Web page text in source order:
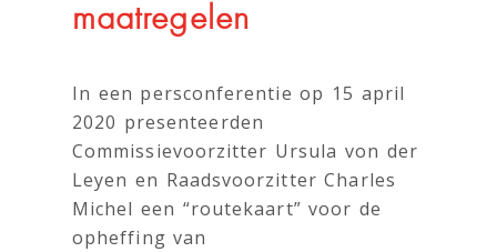
maatregelen
In een persconferentie op 15 april
2020 presenteerden
Commissievoorzitter Ursula von der
Leyen en Raadsvoorzitter Charles
Michel een “routekaart” voor de
opheffing van